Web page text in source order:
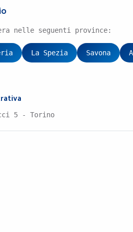
nelle seguenti province:
La Spezia Savona
5 - Torino